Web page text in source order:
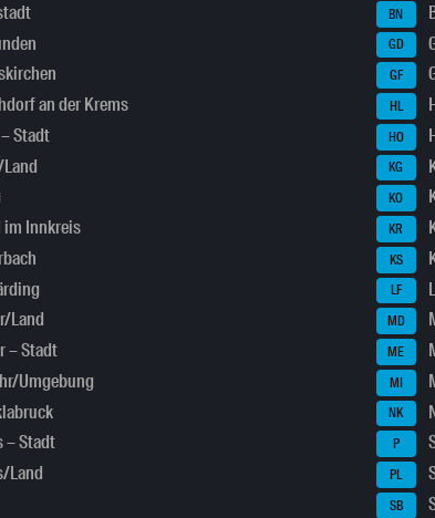
an der Krems
Stadt
im Innkreis
Land
– Stadt
Umgebung
– Stadt
Land
BN
GD
GF
HL
HO
KG
KO
KR
KS
LF
MD
ME
MI
NK
P
PL
SB